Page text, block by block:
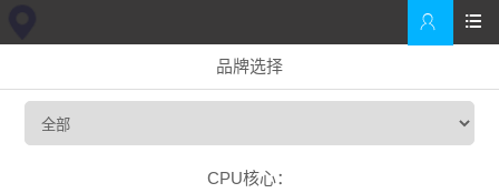


品牌选择
CPU核心：